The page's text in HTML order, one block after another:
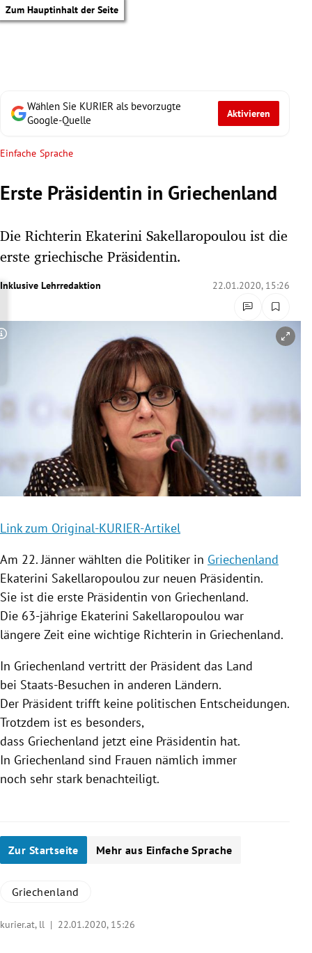
Zum Hauptinhalt der Seite
Untermenü
Untermenü
Untermenü
Untermenü
Untermenü
Untermenü
Untermenü
Untermenü
Wählen Sie KURIER als bevorzugte
Google-Quelle
Aktivieren
Einfache Sprache
Erste Präsidentin in Griechenland
Die Richterin Ekaterini Sakellaropoulou ist die
erste griechische Präsidentin.
Inklusive Lehrredaktion 22.01.2020, 15:26
Copyright-Hinweis öffnen/schließen
Link zum Original-KURIER-Artikel
Am 22. Jänner wählten die Politiker in Griechenland
Ekaterini Sakellaropoulou zur neuen Präsidentin.
Sie ist die erste Präsidentin von Griechenland.
Die 63-jährige Ekaterini Sakellaropoulou war
längere Zeit eine wichtige Richterin in Griechenland.
In Griechenland vertritt der Präsident das Land
bei Staats-Besuchen in anderen Ländern.
Der Präsident trifft keine politischen Entscheidungen.
Trotzdem ist es besonders,
dass Griechenland jetzt eine Präsidentin hat.
In Griechenland sind Frauen nämlich immer
noch sehr stark benachteiligt.
Zur Startseite Mehr aus Einfache Sprache
Griechenland
kurier.at, ll | 22.01.2020, 15:26